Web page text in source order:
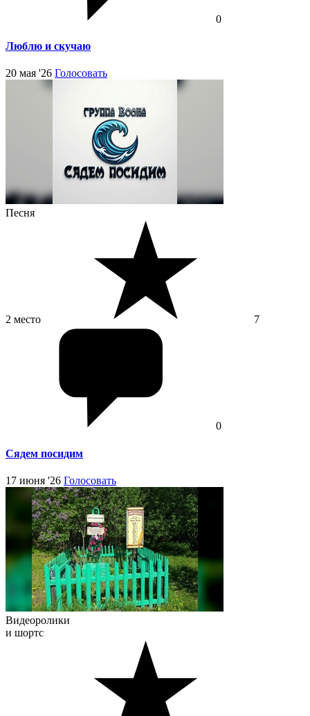
0
Люблю и скучаю
20 мая '26 Голосовать
Песня
2 место 7
0
Сядем посидим
17 июня '26 Голосовать
Видеоролики
и шортс